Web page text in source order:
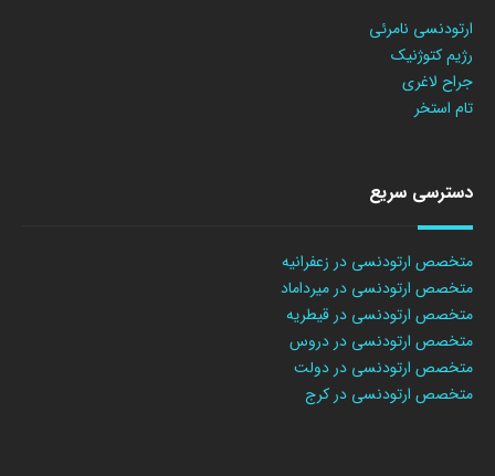
ارتودنسی نامرئی
رژیم کتوژنیک
جراح لاغری
تام استخر
دسترسی سریع
متخصص ارتودنسی در زعفرانیه
متخصص ارتودنسی در میرداماد
متخصص ارتودنسی در قیطریه
متخصص ارتودنسی در دروس
متخصص ارتودنسی در دولت
متخصص ارتودنسی در کرج